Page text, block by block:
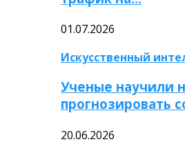
01.07.2026
Искусственный
Ученые научили
прогнозировать
20.06.2026